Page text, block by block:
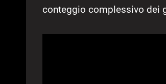
conteggio complessivo dei